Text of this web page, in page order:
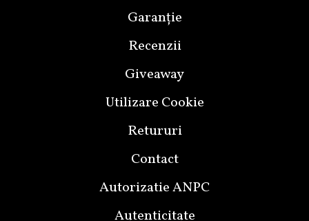
Garanție
Recenzii
Giveaway
Utilizare Cookie
Retururi
Contact
Autorizatie ANPC
Autenticitate